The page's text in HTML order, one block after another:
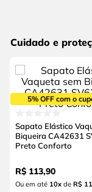
Cuidado e
5% OFF com o
Sapato Elástico
Biqueira CA42631
Preto Conforto
R$ 113,90
Ou em até 10x de R$